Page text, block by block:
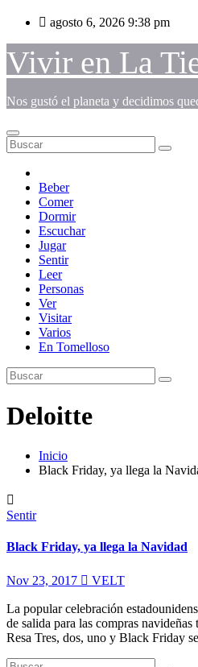
Saltar
contenido
agosto 6, 2026 9:38 pm
Vivir en La
Nos gustó el planeta y decidimos
Beber
Comer
Dormir
Escuchar
Jugar
Sentir
Leer
Personas
Ver
Visitar
Varios
En Tomelloso
Deloitte
Inicio
Black Friday, ya llega la
Sentir
Black Friday, ya llega la Navidad
Nov 23, 2017 VELT
La popular celebración
de salida para las compras
Resa Tres, dos, uno y Black Friday